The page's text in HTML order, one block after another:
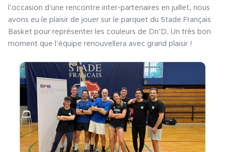
l’occasion d’une rencontre inter-partenaires en juillet, nous
avons eu le plaisir de jouer sur le parquet du Stade Français
Basket pour représenter les couleurs de Dn’D. Un très bon
moment que l’équipe renouvellera avec grand plaisir !